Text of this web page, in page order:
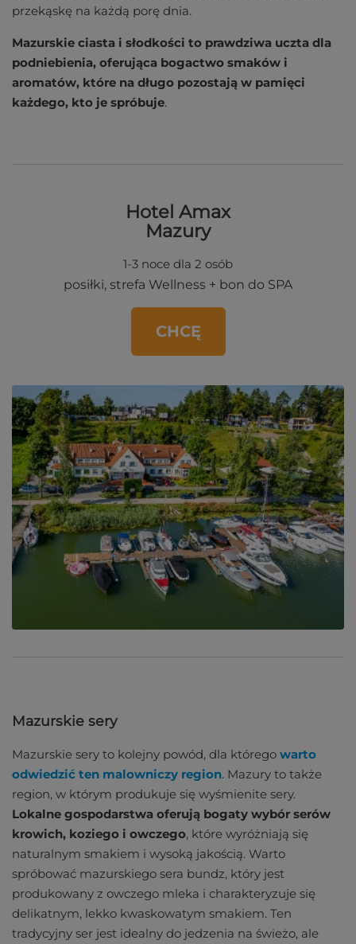
przekąskę na każdą porę dnia.
Mazurskie ciasta i słodkości to prawdziwa uczta dla
podniebienia, oferująca bogactwo smaków i
aromatów, które na długo pozostają w pamięci
każdego, kto je spróbuje.
Hotel Amax
Mazury
1-3 noce dla 2 osób
posiłki, strefa Wellness + bon do SPA
CHCĘ
Mazurskie sery
Mazurskie sery to kolejny powód, dla którego warto
odwiedzić ten malowniczy region. Mazury to także
region, w którym produkuje się wyśmienite sery.
Lokalne gospodarstwa oferują bogaty wybór serów
krowich, koziego i owczego, które wyróżniają się
naturalnym smakiem i wysoką jakością. Warto
spróbować mazurskiego sera bundz, który jest
produkowany z owczego mleka i charakteryzuje się
delikatnym, lekko kwaskowatym smakiem. Ten
tradycyjny ser jest idealny do jedzenia na świeżo, ale